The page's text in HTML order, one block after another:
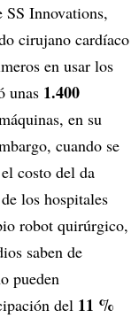
SS Innovations,
cirujano cardíaco
en usar los
unas 1.400
en su
cuando se
costo del da
los hospitales
robot quirúrgico,
saben de
pueden
del 11 %